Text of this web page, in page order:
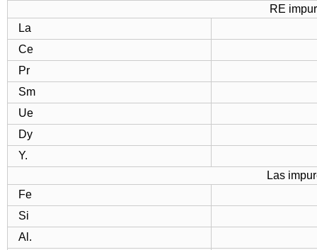
RE
La
Ce
Pr
Sm
Ue
Dy
Y.
Las
Fe
Si
Al.